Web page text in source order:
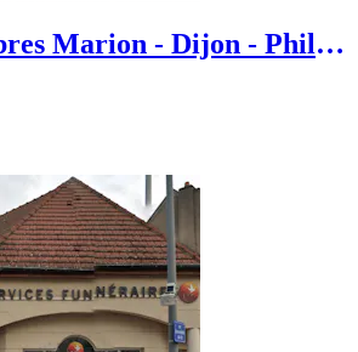
Marion - Dijon - Philae